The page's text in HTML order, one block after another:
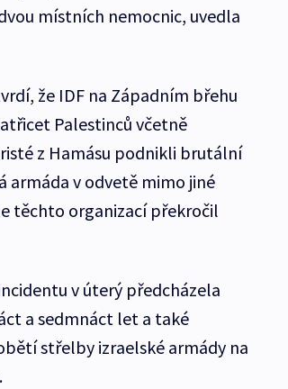
místních nemocnic, uvedla
že IDF na Západním břehu
Palestinců včetně
z Hamásu podnikli brutální
armáda v odvetě mimo jiné
těchto organizací překročil
v úterý předcházela
a sedmnáct let a také
střelby izraelské armády na